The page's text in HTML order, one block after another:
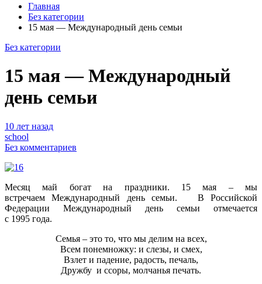
Главная
Без категории
15 мая — Международный день семьи
Без категории
15 мая — Международный
день семьи
10 лет назад
school
Без комментариев
Месяц май богат на праздники. 15 мая – мы
встречаем Международный день семьи. В Российской
Федерации Международный день семьи отмечается
с 1995 года.
Семья – это то, что мы делим на всех,
Всем понемножку: и слезы, и смех,
Взлет и падение, радость, печаль,
Дружбу и ссоры, молчанья печать.